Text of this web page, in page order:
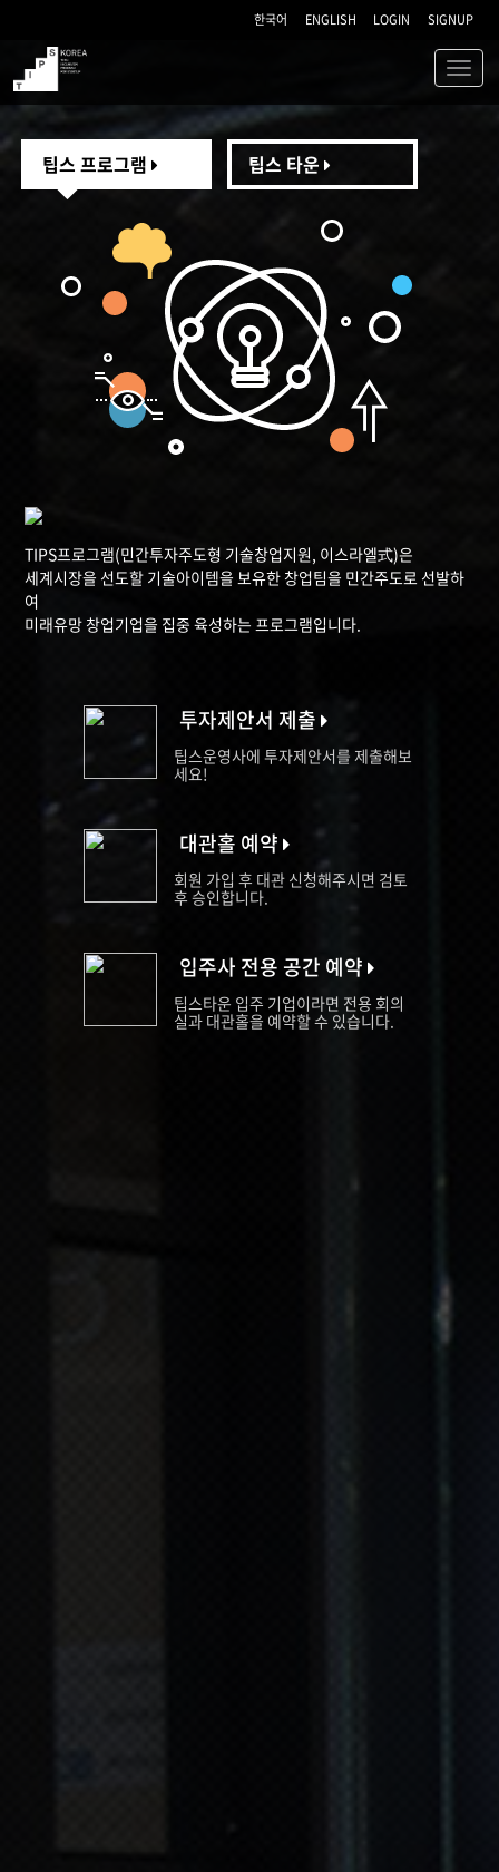
한국어 ENGLISH LOGIN SIGNUP
TIPS
팁스 프로그램 팁스 타운
TIPS프로그램(민간투자주도형 기술창업지원, 이스라엘式)은
세계시장을 선도할 기술아이템을 보유한 창업팀을 민간주도로 선발하
여
미래유망 창업기업을 집중 육성하는 프로그램입니다.
투자제안서 제출
팁스운영사에 투자제안서를 제출해보
세요!
대관홀 예약
회원 가입 후 대관 신청해주시면 검토
후 승인합니다.
입주사 전용 공간 예약
팁스타운 입주 기업이라면 전용 회의
실과 대관홀을 예약할 수 있습니다.